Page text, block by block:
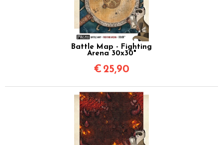
Battle Map - Fighting
Arena 30x30"
€ 25,90